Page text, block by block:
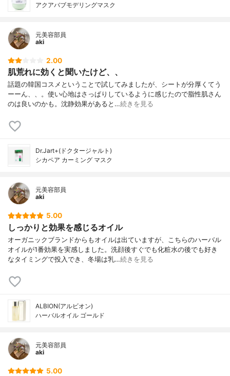
アクアバブモデリングマスク
元美容部員
aki
2.00
肌荒れに効くと聞いたけど、、
話題の韓国コスメということで試してみましたが、シートが分厚くてう
ーーん、、。使い心地はさっぱりしているように感じたので脂性肌さん
のは良いのかも。沈静効果があると…続きを見る
Dr.Jart+(ドクタージャルト)
シカペア カーミング マスク
元美容部員
aki
5.00
しっかりと効果を感じるオイル
オーガニックブランドからもオイルは出ていますが、こちらのハーバル
オイルが1番効果を実感しました。洗顔後すぐでも化粧水の後でも好き
なタイミングで投入でき、冬場は乳…続きを見る
ALBION(アルビオン)
ハーバルオイル ゴールド
元美容部員
aki
5.00